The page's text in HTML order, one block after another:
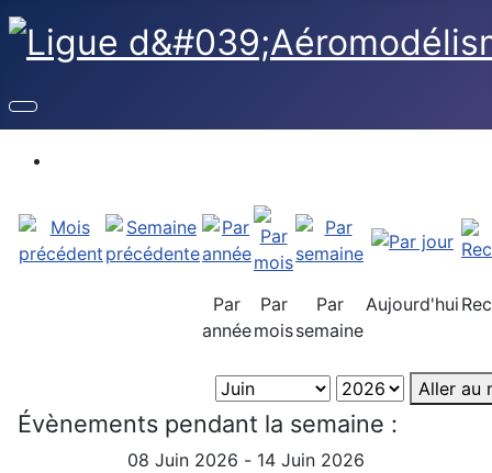
Par
année
Par
mois
Par
semaine
Aujourd'hui
Aller au
Évènements pendant la semaine :
08 Juin 2026 - 14 Juin 2026